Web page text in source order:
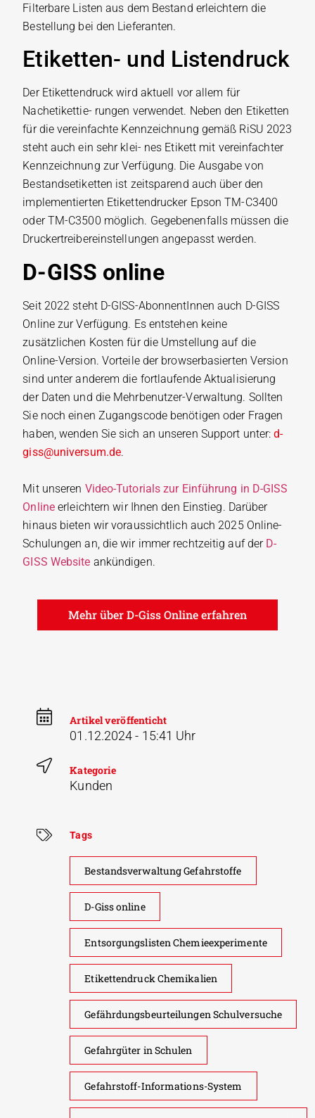
Filterbare Listen aus dem Bestand erleichtern die
Bestellung bei den Lieferanten.
Etiketten- und Listendruck
Der Etikettendruck wird aktuell vor allem für
Nachetikettie- rungen verwendet. Neben den Etiketten
für die vereinfachte Kennzeichnung gemäß RiSU 2023
steht auch ein sehr klei- nes Etikett mit vereinfachter
Kennzeichnung zur Verfügung. Die Ausgabe von
Bestandsetiketten ist zeitsparend auch über den
implementierten Etikettendrucker Epson TM-C3400
oder TM-C3500 möglich. Gegebenenfalls müssen die
Druckertreibereinstellungen angepasst werden.
D-GISS online
Seit 2022 steht D-GISS-AbonnentInnen auch D-GISS
Online zur Verfügung. Es entstehen keine
zusätzlichen Kosten für die Umstellung auf die
Online-Version. Vorteile der browserbasierten Version
sind unter anderem die fortlaufende Aktualisierung
der Daten und die Mehrbenutzer-Verwaltung. Sollten
Sie noch einen Zugangscode benötigen oder Fragen
haben, wenden Sie sich an unseren Support unter:d-
giss@universum.de.
Mit unseren Video-Tutorials zur Einführung in D-GISS
Online erleichtern wir Ihnen den Einstieg. Darüber
hinaus bieten wir voraussichtlich auch 2025 Online-
Schulungen an, die wir immer rechtzeitig auf der D-
GISS Website ankündigen.
Mehr über D-Giss Online erfahren
Artikel veröffenticht
01.12.2024 - 15:41 Uhr
Kategorie
Kunden
Tags
Bestandsverwaltung Gefahrstoffe
D-Giss online
Entsorgungslisten Chemieexperimente
Etikettendruck Chemikalien
Gefährdungsbeurteilungen Schulversuche
Gefahrgüter in Schulen
Gefahrstoff-Informations-System